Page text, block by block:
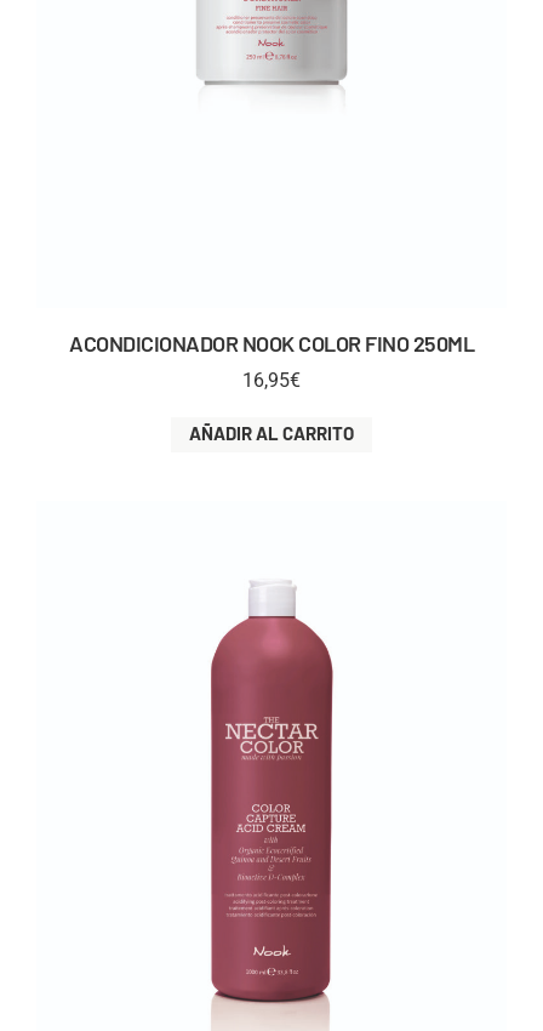
ACONDICIONADOR NOOK COLOR FINO 250ML
16,95€
AÑADIR AL CARRITO